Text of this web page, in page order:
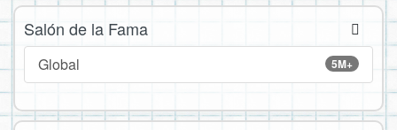
Salón de la Fama
5M+
Global